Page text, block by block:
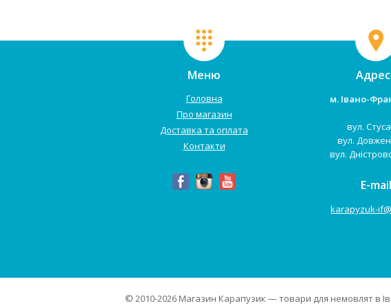
Меню
Головна
Про магазин
Доставка та оплата
Контакти
м. Івано-
вул.
вул.
вул.
E-mail
karapyzuk-
© 2010-2026 Магазин Карапузик — товари для немовлят в